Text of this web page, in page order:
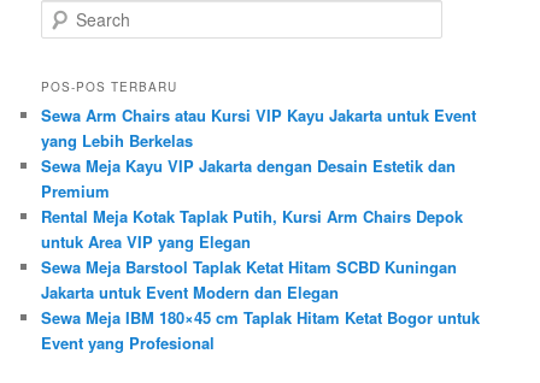
Search
POS-POS TERBARU
Sewa Arm Chairs atau Kursi VIP Kayu Jakarta untuk Event
yang Lebih Berkelas
Sewa Meja Kayu VIP Jakarta dengan Desain Estetik dan
Premium
Rental Meja Kotak Taplak Putih, Kursi Arm Chairs Depok
untuk Area VIP yang Elegan
Sewa Meja Barstool Taplak Ketat Hitam SCBD Kuningan
Jakarta untuk Event Modern dan Elegan
Sewa Meja IBM 180×45 cm Taplak Hitam Ketat Bogor untuk
Event yang Profesional